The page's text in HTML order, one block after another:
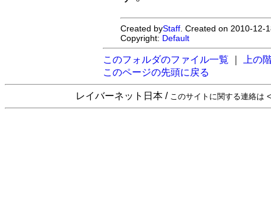
Created byStaff . Created on 2010-
Copyright: Default
このフォルダのファイル一覧
上の
このページの先頭に戻る
レイバーネット日本 / このサイトに関する連絡は